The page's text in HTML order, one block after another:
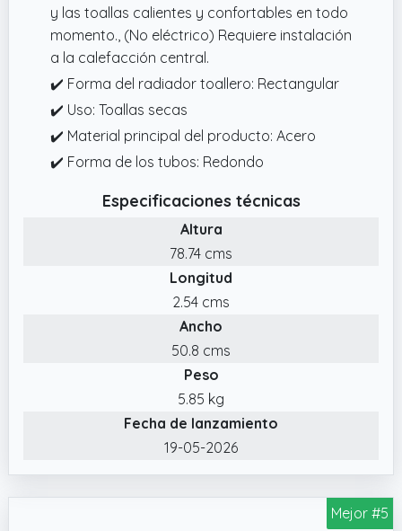
y las toallas calientes y confortables en todo
momento., (No eléctrico) Requiere instalación
a la calefacción central.
✔️ Forma del radiador toallero: Rectangular
✔️ Uso: Toallas secas
✔️ Material principal del producto: Acero
✔️ Forma de los tubos: Redondo
Especificaciones técnicas
Altura
78.74 cms
Longitud
2.54 cms
Ancho
50.8 cms
Peso
5.85 kg
Fecha de lanzamiento
19-05-2026
Mejor #5